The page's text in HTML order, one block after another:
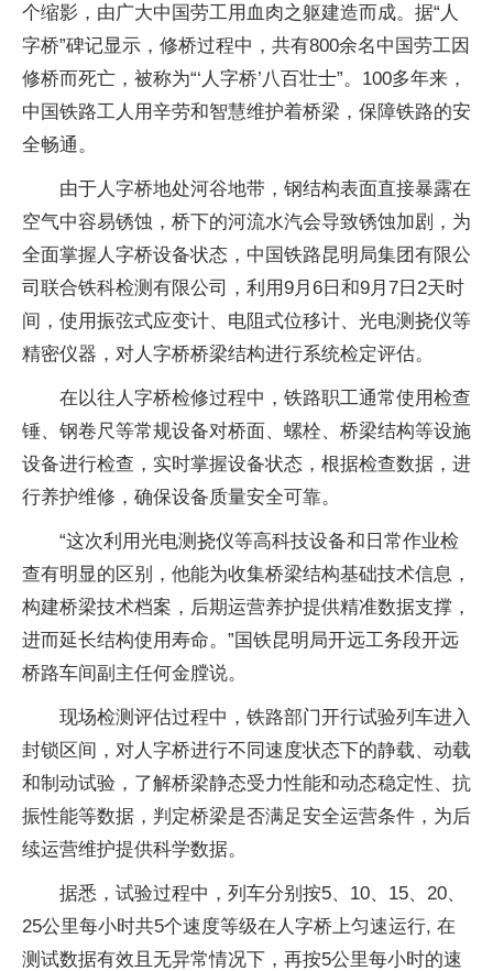
个缩影，由广大中国劳工用血肉之躯建造而成。据“人
字桥”碑记显示，修桥过程中，共有800余名中国劳工因
修桥而死亡，被称为“‘人字桥’八百壮士”。100多年来，
中国铁路工人用辛劳和智慧维护着桥梁，保障铁路的安
全畅通。
由于人字桥地处河谷地带，钢结构表面直接暴露在
空气中容易锈蚀，桥下的河流水汽会导致锈蚀加剧，为
全面掌握人字桥设备状态，中国铁路昆明局集团有限公
司联合铁科检测有限公司，利用9月6日和9月7日2天时
间，使用振弦式应变计、电阻式位移计、光电测挠仪等
精密仪器，对人字桥桥梁结构进行系统检定评估。
在以往人字桥检修过程中，铁路职工通常使用检查
锤、钢卷尺等常规设备对桥面、螺栓、桥梁结构等设施
设备进行检查，实时掌握设备状态，根据检查数据，进
行养护维修，确保设备质量安全可靠。
“这次利用光电测挠仪等高科技设备和日常作业检
查有明显的区别，他能为收集桥梁结构基础技术信息，
构建桥梁技术档案，后期运营养护提供精准数据支撑，
进而延长结构使用寿命。”国铁昆明局开远工务段开远
桥路车间副主任何金膛说。
现场检测评估过程中，铁路部门开行试验列车进入
封锁区间，对人字桥进行不同速度状态下的静载、动载
和制动试验，了解桥梁静态受力性能和动态稳定性、抗
振性能等数据，判定桥梁是否满足安全运营条件，为后
续运营维护提供科学数据。
据悉，试验过程中，列车分别按5、10、15、20、
25公里每小时共5个速度等级在人字桥上匀速运行, 在
测试数据有效且无异常情况下，再按5公里每小时的速